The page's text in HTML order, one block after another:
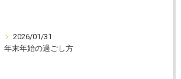
2026/01/31
年末年始の過ごし方